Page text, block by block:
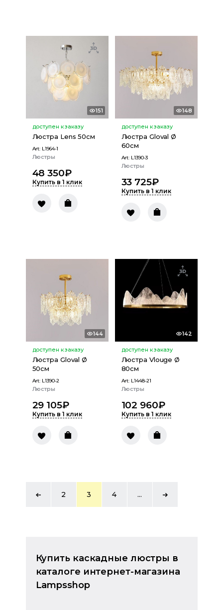
151
доступен к заказу
Люстра Lens 50см
Art: L1964-1
Люстры
48 350₽
Купить в 1 клик
148
доступен к заказу
Люстра Gloval Ø
60см
Art: L1390-3
Люстры
33 725₽
Купить в 1 клик
144
доступен к заказу
Люстра Gloval Ø
50см
Art: L1390-2
Люстры
29 105₽
Купить в 1 клик
142
доступен к заказу
Люстра Vlouge Ø
80см
Art: L1448-21
Люстры
102 960₽
Купить в 1 клик
2 3 4 ...
Купить каскадные люстры в
каталоге интернет-магазина
Lampsshop